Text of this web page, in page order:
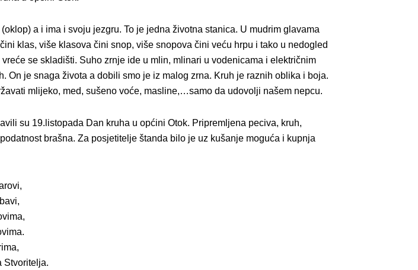
a i ima i svoju jezgru. To je jedna životna stanica. U mudrim glavama
klas, više klasova čini snop, više snopova čini veću hrpu i tako u nedogled
se skladišti. Suho zrnje ide u mlin, mlinari u vodenicama i električnim
On je snaga života a dobili smo je iz malog zrna. Kruh je raznih oblika i boja.
mlijeko, med, sušeno voće, masline,…samo da udovolji našem nepcu.
su 19.listopada Dan kruha u općini Otok. Pripremljena peciva, kruh,
brašna. Za posjetitelje štanda bilo je uz kušanje moguća i kupnja
Stvoritelja.